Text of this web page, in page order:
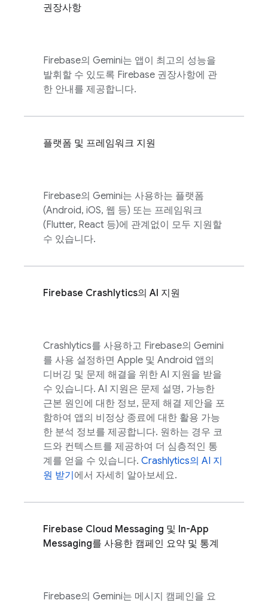
권장사항
Firebase의 Gemini는 앱이 최고의 성능을
발휘할 수 있도록 Firebase 권장사항에 관
한 안내를 제공합니다.
플랫폼 및 프레임워크 지원
Firebase의 Gemini는 사용하는 플랫폼
(Android, iOS, 웹 등) 또는 프레임워크
(Flutter, React 등)에 관계없이 모두 지원할
수 있습니다.
Firebase Crashlytics의 AI 지원
Crashlytics를 사용하고 Firebase의 Gemini
를 사용 설정하면 Apple 및 Android 앱의
디버깅 및 문제 해결을 위한 AI 지원을 받을
수 있습니다. AI 지원은 문제 설명, 가능한
근본 원인에 대한 정보, 문제 해결 제안을 포
함하여 앱의 비정상 종료에 대한 활용 가능
한 분석 정보를 제공합니다. 원하는 경우 코
드와 컨텍스트를 제공하여 더 심층적인 통
계를 얻을 수 있습니다. Crashlytics의 AI 지
원 받기 에서 자세히 알아보세요.
Firebase Cloud Messaging 및 In-App
Messaging를 사용한 캠페인 요약 및 통계
Firebase의 Gemini는 메시지 캠페인을 요